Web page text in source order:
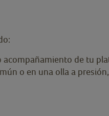
acompañamiento de tu
o en una olla a